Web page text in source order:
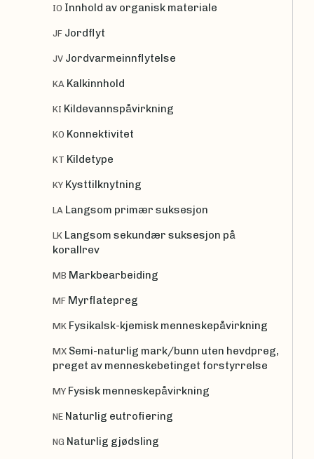
IO Innhold av organisk materiale
JF Jordflyt
JV Jordvarmeinnflytelse
KA Kalkinnhold
KI Kildevannspåvirkning
KO Konnektivitet
KT Kildetype
KY Kysttilknytning
LA Langsom primær suksesjon
LK Langsom sekundær suksesjon på
korallrev
MB Markbearbeiding
MF Myrflatepreg
MK Fysikalsk-kjemisk menneskepåvirkning
MX Semi-naturlig mark/bunn uten hevdpreg,
preget av menneskebetinget forstyrrelse
MY Fysisk menneskepåvirkning
NE Naturlig eutrofiering
NG Naturlig gjødsling